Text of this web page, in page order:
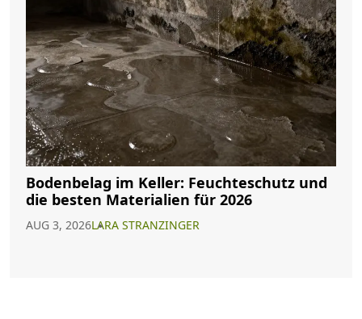
Bodenbelag im Keller: Feuchteschutz und
die besten Materialien für 2026
AUG 3, 2026LARA STRANZINGER